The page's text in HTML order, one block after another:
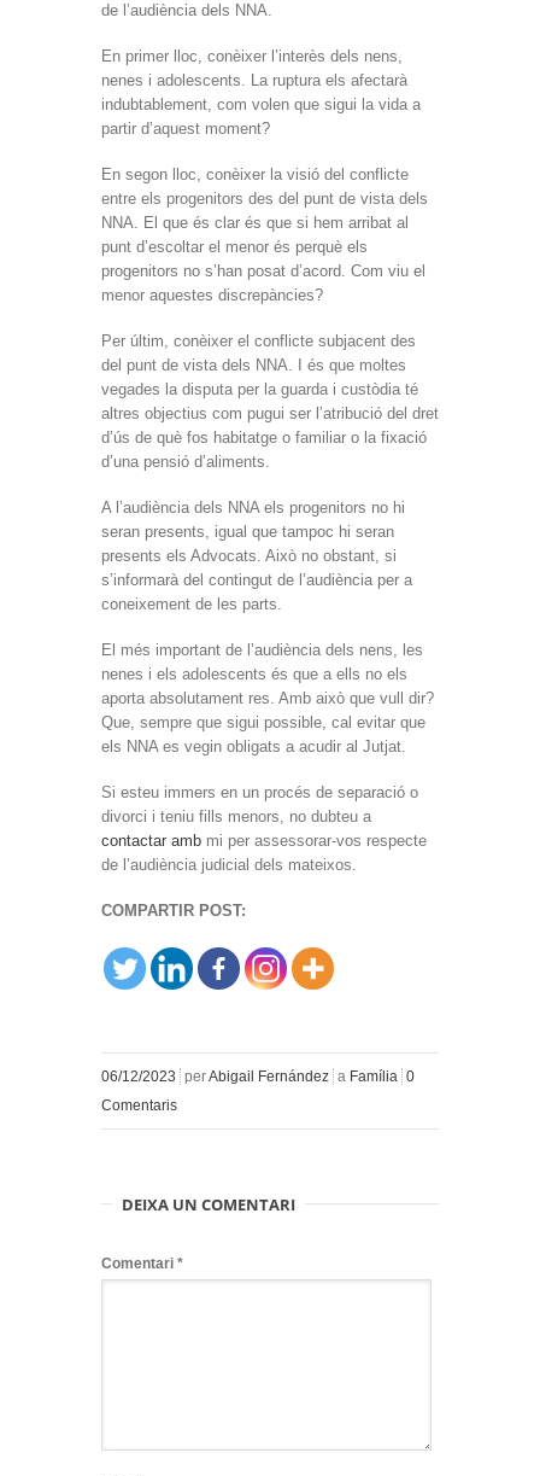
de l’audiència dels NNA.
En primer lloc, conèixer l’interès dels nens,
nenes i adolescents. La ruptura els afectarà
indubtablement, com volen que sigui la vida a
partir d’aquest moment?
En segon lloc, conèixer la visió del conflicte
entre els progenitors des del punt de vista dels
NNA. El que és clar és que si hem arribat al
punt d’escoltar el menor és perquè els
progenitors no s’han posat d’acord. Com viu el
menor aquestes discrepàncies?
Per últim, conèixer el conflicte subjacent des
del punt de vista dels NNA. I és que moltes
vegades la disputa per la guarda i custòdia té
altres objectius com pugui ser l’atribució del dret
d’ús de què fos habitatge o familiar o la fixació
d’una pensió d’aliments.
A l’audiència dels NNA els progenitors no hi
seran presents, igual que tampoc hi seran
presents els Advocats. Això no obstant, si
s’informarà del contingut de l’audiència per a
coneixement de les parts.
El més important de l’audiència dels nens, les
nenes i els adolescents és que a ells no els
aporta absolutament res. Amb això que vull dir?
Que, sempre que sigui possible, cal evitar que
els NNA es vegin obligats a acudir al Jutjat.
Si esteu immers en un procés de separació o
divorci i teniu fills menors, no dubteu a
contactar amb mi per assessorar-vos respecte
de l’audiència judicial dels mateixos.
COMPARTIR POST:
06/12/2023 perAbigail Fernández a Família 0
Comentaris
DEIXA UN COMENTARI
Comentari *